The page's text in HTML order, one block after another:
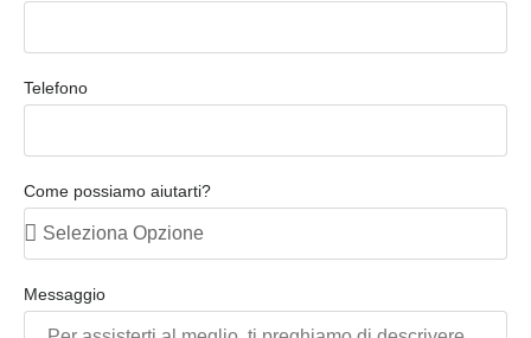
Telefono
Come possiamo aiutarti?
Messaggio